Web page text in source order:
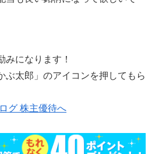
みになります！
ぶ太郎」のアイコンを押してもら